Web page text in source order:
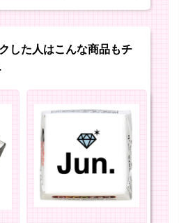
した人はこんな商品もチ